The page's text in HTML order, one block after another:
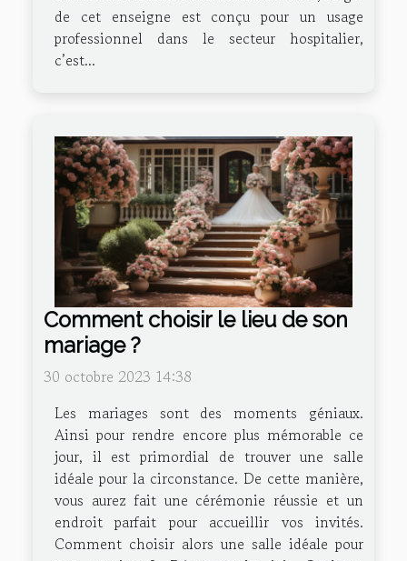
de cet enseigne est conçu pour un usage
professionnel dans le secteur hospitalier,
c’est...
Comment choisir le lieu de son
mariage ?
30 octobre 2023 14:38
Les mariages sont des moments géniaux.
Ainsi pour rendre encore plus mémorable ce
jour, il est primordial de trouver une salle
idéale pour la circonstance. De cette manière,
vous aurez fait une cérémonie réussie et un
endroit parfait pour accueillir vos invités.
Comment choisir alors une salle idéale pour